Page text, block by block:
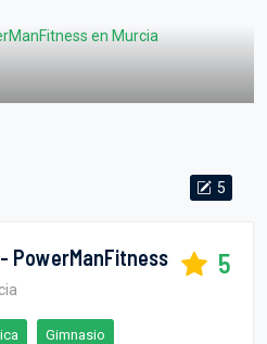
5
PowerManFitness 5
Gimnasio